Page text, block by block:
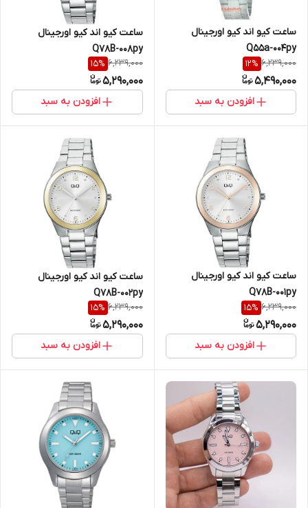
ساعت کیو اند کیو اورجینال
Q55a-004py
6,239,000
12%
5,490,000
افزودن به سبد
ساعت کیو اند کیو اورجینال
Q78B-008py
6,239,000
15%
5,290,000
افزودن به سبد
ساعت کیو اند کیو اورجینال
Q78B-001py
6,239,000
15%
5,290,000
افزودن به سبد
ساعت کیو اند کیو اورجینال
Q78B-002py
6,239,000
15%
5,290,000
افزودن به سبد